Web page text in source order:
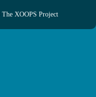
The XOOPS Project